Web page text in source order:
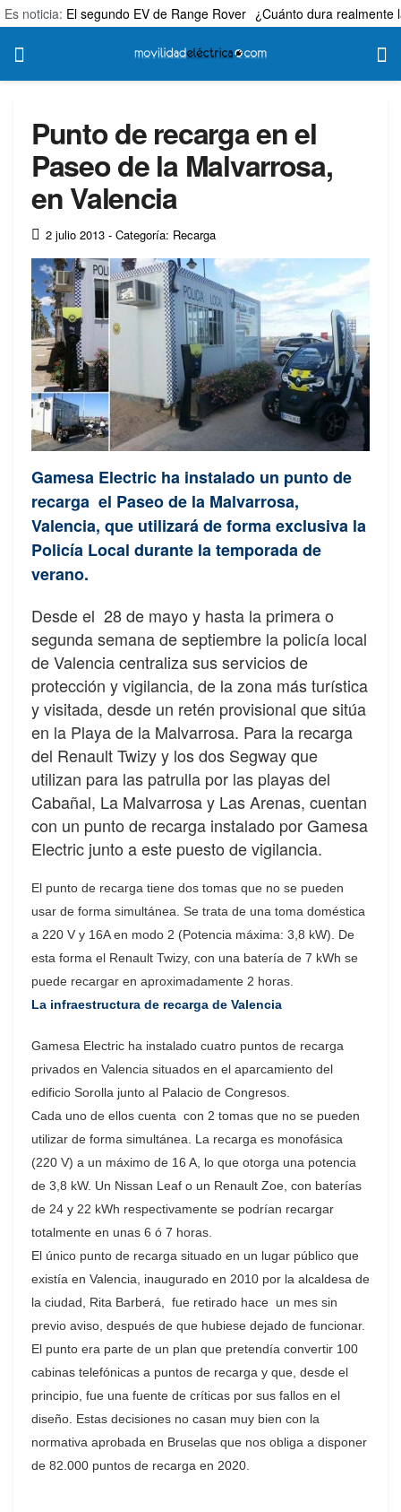
Es noticia: El segundo EV de Range Rover ¿Cuánto dura realmente
Punto de recarga en el
Paseo de la Malvarrosa,
en Valencia
2 julio 2013 - Categoría: Recarga
Gamesa Electric ha instalado un punto de
recarga el Paseo de la Malvarrosa,
Valencia, que utilizará de forma exclusiva la
Policía Local durante la temporada de
verano.
Desde el 28 de mayo y hasta la primera o
segunda semana de septiembre la policía local
de Valencia centraliza sus servicios de
protección y vigilancia, de la zona más turística
y visitada, desde un retén provisional que sitúa
en la Playa de la Malvarrosa. Para la recarga
del Renault Twizy y los dos Segway que
utilizan para las patrulla por las playas del
Cabañal, La Malvarrosa y Las Arenas, cuentan
con un punto de recarga instalado por Gamesa
Electric junto a este puesto de vigilancia.
El punto de recarga tiene dos tomas que no se pueden
usar de forma simultánea. Se trata de una toma doméstica
a 220 V y 16A en modo 2 (Potencia máxima: 3,8 kW). De
esta forma el Renault Twizy, con una batería de 7 kWh se
puede recargar en aproximadamente 2 horas.
La infraestructura de recarga de Valencia
Gamesa Electric ha instalado cuatro puntos de recarga
privados en Valencia situados en el aparcamiento del
edificio Sorolla junto al Palacio de Congresos.
Cada uno de ellos cuenta con 2 tomas que no se pueden
utilizar de forma simultánea. La recarga es monofásica
(220 V) a un máximo de 16 A, lo que otorga una potencia
de 3,8 kW. Un Nissan Leaf o un Renault Zoe, con baterías
de 24 y 22 kWh respectivamente se podrían recargar
totalmente en unas 6 ó 7 horas.
El único punto de recarga situado en un lugar público que
existía en Valencia, inaugurado en 2010 por la alcaldesa de
la ciudad, Rita Barberá, fue retirado hace un mes sin
previo aviso, después de que hubiese dejado de funcionar.
El punto era parte de un plan que pretendía convertir 100
cabinas telefónicas a puntos de recarga y que, desde el
principio, fue una fuente de críticas por sus fallos en el
diseño. Estas decisiones no casan muy bien con la
normativa aprobada en Bruselas que nos obliga a disponer
de 82.000 puntos de recarga en 2020.